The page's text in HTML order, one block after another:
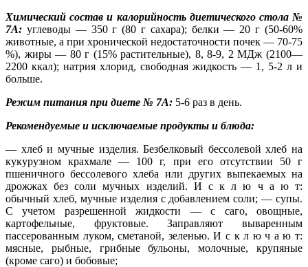
Химический состав и калорийность диетического стола №
7А: углеводы — 350 г (80 г сахара); белки — 20 г (50-60%
животные, а при хронической недостаточности почек — 70-75
%), жиры — 80 г (15% растительные), 8, 8-9, 2 МДж (2100—
2200 ккал); натрия хлорид, свободная жидкость — 1, 5-2 л и
больше.
Режим питания при диете № 7А: 5-6 раз в день.
Рекомендуемые и исключаемые продукты и блюда:
— хлеб и мучные изделия. Безбелковый бессолевой хлеб на
кукурузном крахмале — 100 г, при его отсутствии 50 г
пшеничного бессолевого хлеба или других выпекаемых на
дрожжах без соли мучных изделий. И с к л ю ч а ю т:
обычный хлеб, мучные изделия с добавлением соли; — супы.
С учетом разрешенной жидкости — с саго, овощные,
картофельные, фруктовые. Заправляют вываренным
пассерованным луком, сметаной, зеленью. И с к л ю ч а ю т:
мясные, рыбные, грибные бульоны, молочные, крупяные
(кроме саго) и бобовые;